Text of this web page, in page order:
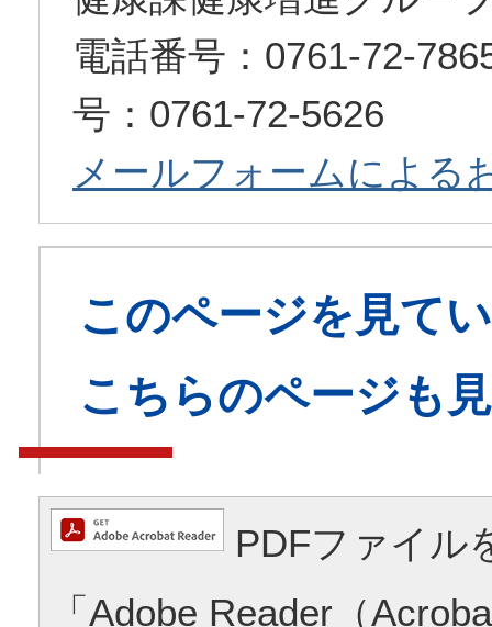
電話番号：0761-72-
号：0761-72-5626
メールフォームによる
このページを見て
こちらのページも
PDFファイル
「Adobe Reader（